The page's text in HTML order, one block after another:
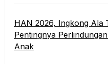
HAN 2026, Ingkong Ala
Pentingnya
Anak